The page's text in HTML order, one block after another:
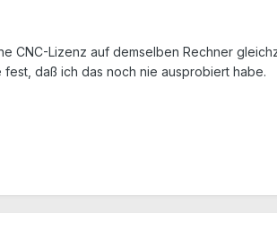
CNC-Lizenz auf demselben Rechner
daß ich das noch nie ausprobiert habe.